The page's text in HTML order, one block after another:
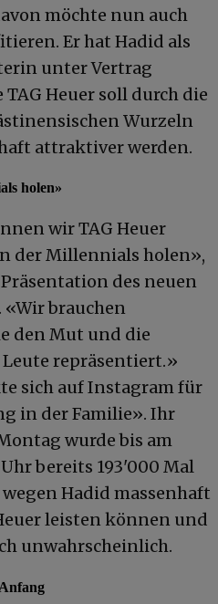
möchte nun auch
Er hat Hadid als
unter Vertrag
Heuer soll durch die
Wurzeln
attraktiver werden.
holen»
wir TAG Heuer
der Millennials holen»,
des neuen
«Wir brauchen
den Mut und die
repräsentiert.»
sich auf Instagram für
in der Familie». Ihr
wurde bis am
bereits 193'000 Mal
Hadid massenhaft
leisten können und
unwahrscheinlich.